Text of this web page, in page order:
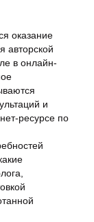
оказание
авторской
в онлайн-
и
ресурсе по